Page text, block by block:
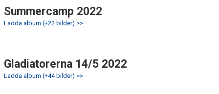
Summercamp 2022
Ladda album (+22 bilder) >>
Gladiatorerna 14/5 2022
Ladda album (+44 bilder) >>